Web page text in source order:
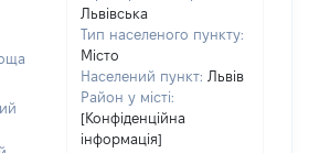
Львівська
Тип населеного пункту:
Місто
Населений пункт: Львів
Район у місті:
[Конфіденційна
інформація]